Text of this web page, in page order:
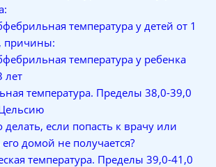
температура у детей от 1
причины:
температура у ребенка
лет
температура. Пределы 38,0-39,0
делать, если попасть к врачу или
домой не получается?
температура. Пределы 39,0-41,0